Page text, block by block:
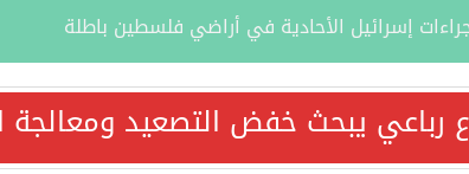
إسرائيل الأحادية في أراضي فلسطين باطلة
يبحث خفض التصعيد ومعالجة